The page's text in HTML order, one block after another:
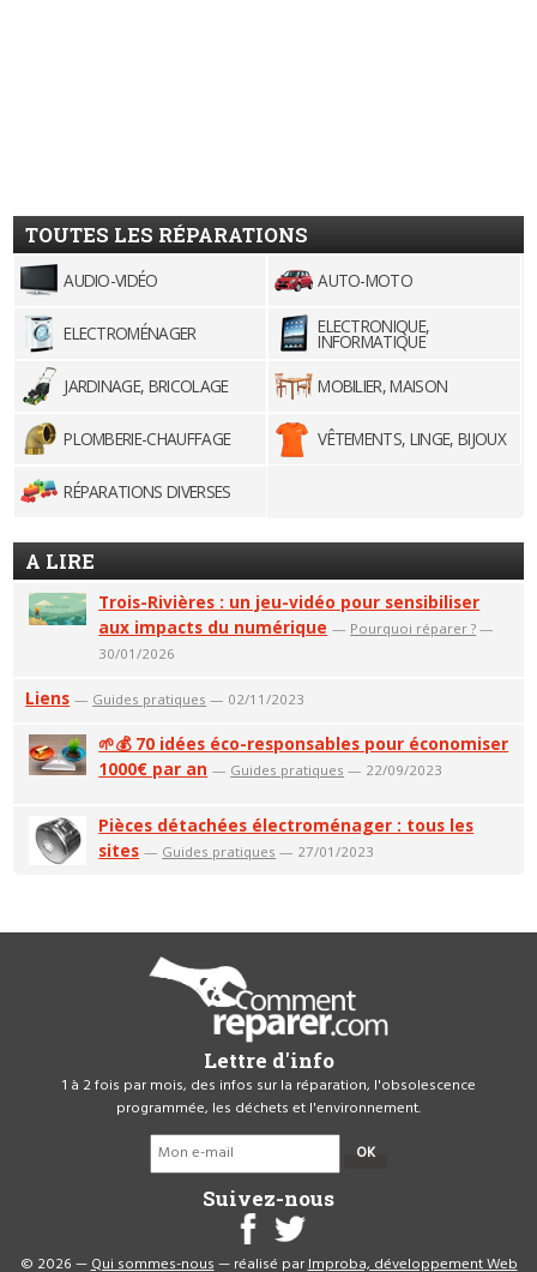
TOUTES LES RÉPARATIONS
AUDIO-VIDÉO AUTO-MOTO
ELECTROMÉNAGER ELECTRONIQUE,
INFORMATIQUE
JARDINAGE, BRICOLAGE
MOBILIER, MAISON
PLOMBERIE-CHAUFFAGE VÊTEMENTS, LINGE, BIJOUX
RÉPARATIONS DIVERSES
A LIRE
Trois-Rivières : un jeu-vidéo pour sensibiliser
aux impacts du numérique — Pourquoi réparer ? —
30/01/2026
Liens — Guides pratiques — 02/11/2023
🌱💰 70 idées éco-responsables pour économiser
1000€ par an — Guides pratiques — 22/09/2023
Pièces détachées électroménager : tous les
sites — Guides pratiques — 27/01/2023
Lettre d'info
1 à 2 fois par mois, des infos sur la réparation, l'obsolescence
programmée, les déchets et l'environnement.
OK
Suivez-nous
© 2026 —Qui sommes-nous— réalisé parImproba, développement Web